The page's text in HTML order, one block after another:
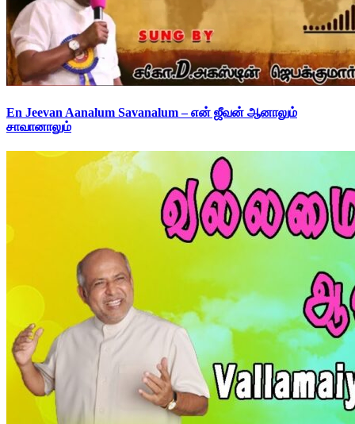
En Jeevan Aanalum Savanalum – என் ஜீவன் ஆனாலும்
சாவானாலும்